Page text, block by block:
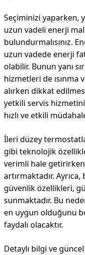
Seçiminizi yaparken,
uzun vadeli enerji
bulundurmalısınız.
uzun vadede enerji
olabilir. Bunun yanı
hizmetleri de ısınma
alırken dikkat
yetkili servis
hızlı ve etkili
İleri düzey
gibi teknolojik
verimli hale
artırmaktadır.
güvenlik özellikleri,
sunmaktadır. Bu
en uygun olduğunu
faydalı olacaktır.
Detaylı bilgi ve